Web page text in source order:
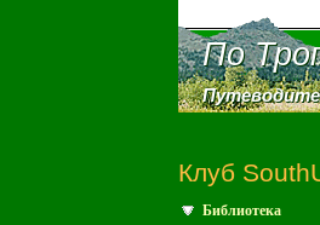
По
По
Клуб
Библиотека